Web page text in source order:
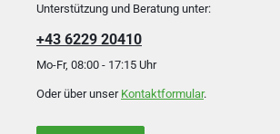
Unterstützung und Beratung unter:
+43 6229 20410
Mo-Fr, 08:00 - 17:15 Uhr
Oder über unser Kontaktformular.